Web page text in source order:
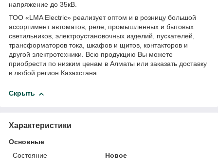
напряжение до 35кВ.
ТОО «LMA Electric» реализует оптом и в розницу большой
ассортимент автоматов, реле, промышленных и бытовых
светильников, электроустановочных изделий, пускателей,
трансформаторов тока, шкафов и щитов, контакторов и
другой электротехники. Всю продукцию Вы можете
приобрести по низким ценам в Алматы или заказать доставку
в любой регион Казахстана.
Скрыть
Характеристики
Основные
Состояние
Новое